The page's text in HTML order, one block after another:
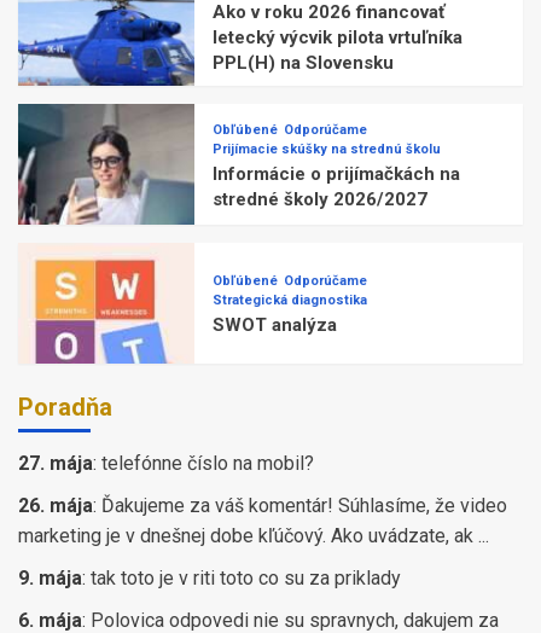
Ako v roku 2026 financovať
letecký výcvik pilota vrtuľníka
PPL(H) na Slovensku
Obľúbené Odporúčame
Prijímacie skúšky na strednú školu
Informácie o prijímačkách na
stredné školy 2026/2027
Obľúbené Odporúčame
Strategická diagnostika
SWOT analýza
Poradňa
27. mája: telefónne číslo na mobil?
26. mája: Ďakujeme za váš komentár! Súhlasíme, že video
marketing je v dnešnej dobe kľúčový. Ako uvádzate, ak ...
9. mája: tak toto je v riti toto co su za priklady
6. mája: Polovica odpovedi nie su spravnych, dakujem za